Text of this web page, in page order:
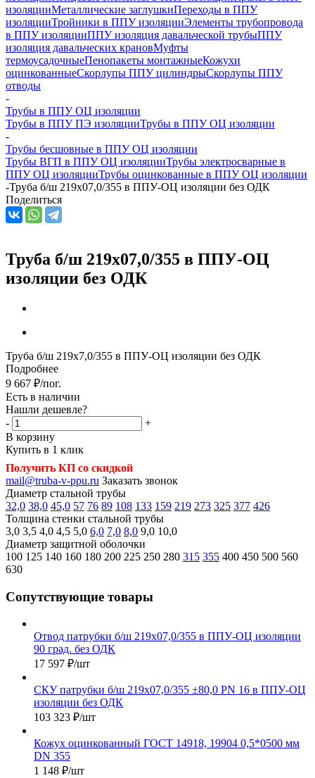
изоляцииМеталлические заглушкиПереходы в ППУ
изоляцииТройники в ППУ изоляцииЭлементы трубопровода
в ППУ изоляцииППУ изоляция давальческой трубыППУ
изоляция давальческих крановМуфты
термоусадочныеПенопакеты монтажныеКожухи
оцинкованныеСкорлупы ППУ цилиндрыСкорлупы ППУ
отводы
-
Трубы в ППУ ОЦ изоляции
Трубы в ППУ ПЭ изоляцииТрубы в ППУ ОЦ изоляции
-
Трубы бесшовные в ППУ ОЦ изоляции
Трубы ВГП в ППУ ОЦ изоляцииТрубы электросварные в
ППУ ОЦ изоляцииТрубы оцинкованные в ППУ ОЦ изоляции
-Труба б/ш 219х07,0/355 в ППУ-ОЦ изоляции без ОДК
Поделиться
Труба б/ш 219х07,0/355 в ППУ-ОЦ
изоляции без ОДК
Труба б/ш 219х7,0/355 в ППУ-ОЦ изоляции без ОДК
Подробнее
9 667 ₽/пог.
Есть в наличии
Нашли дешевле?
-
+
В корзину
Купить в 1 клик
Получить КП со скидкой
mail@truba-v-ppu.ru Заказать звонок
Диаметр стальной трубы
32,0 38,0 45,0 57 76 89 108 133 159 219 273 325 377 426
Толщина стенки стальной трубы
3,0 3,5 4,0 4,5 5,0 6,0 7,0 8,0 9,0 10,0
Диаметр защитной оболочки
100 125 140 160 180 200 225 250 280 315 355 400 450 500 560
630
Сопутствующие товары
Отвод патрубки б/ш 219х07,0/355 в ППУ-ОЦ изоляции
90 град. без ОДК
17 597 ₽/шт
СКУ патрубки б/ш 219х07,0/355 ±80,0 PN 16 в ППУ-ОЦ
изоляции без ОДК
103 323 ₽/шт
Кожух оцинкованный ГОСТ 14918, 19904 0,5*0500 мм
DN 355
1 148 ₽/шт